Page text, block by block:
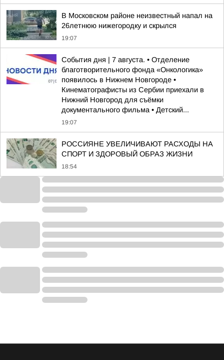
В Московском районе неизвестный напал на
26летнюю нижегородку и скрылся
19:07
События дня | 7 августа. • Отделение
благотворительного фонда «Онкологика»
появилось в Нижнем Новгороде •
Кинематографисты из Сербии приехали в
Нижний Новгород для съёмки
документального фильма • Детский...
19:07
РОССИЯНЕ УВЕЛИЧИВАЮТ РАСХОДЫ НА
СПОРТ И ЗДОРОВЫЙ ОБРАЗ ЖИЗНИ
18:54